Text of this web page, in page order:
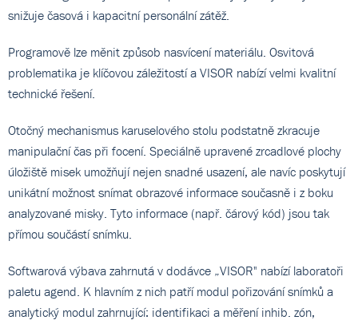
snižuje časová i kapacitní personální zátěž.
Programově lze měnit způsob nasvícení materiálu. Osvitová
problematika je klíčovou záležitostí a VISOR nabízí velmi kvalitní
technické řešení.
Otočný mechanismus karuselového stolu podstatně zkracuje
manipulační čas při focení. Speciálně upravené zrcadlové plochy
úložiště misek umožňují nejen snadné usazení, ale navíc poskytují
unikátní možnost snímat obrazové informace současně i z boku
analyzované misky. Tyto informace (např. čárový kód) jsou tak
přímou součástí snímku.
Softwarová výbava zahrnutá v dodávce „VISOR" nabízí laboratoři
paletu agend. K hlavním z nich patří modul pořizování snímků a
analytický modul zahrnující: identifikaci a měření inhib. zón,